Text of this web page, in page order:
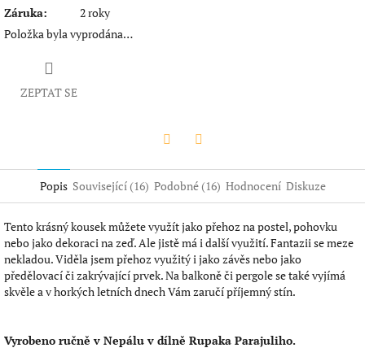
Záruka:
2 roky
Položka byla vyprodána…
ZEPTAT SE
Popis Související (16) Podobné (16) Hodnocení Diskuze
Tento krásný kousek můžete využít jako přehoz na postel, pohovku
nebo jako dekoraci na zeď. Ale jistě má i další využití. Fantazii se meze
nekladou. Viděla jsem přehoz využitý i jako závěs nebo jako
předělovací či zakrývající prvek. Na balkoně či pergole se také vyjímá
skvěle a v horkých letních dnech Vám zaručí příjemný stín.
Vyrobeno ručně v Nepálu v dílně Rupaka Parajuliho.